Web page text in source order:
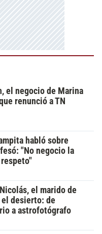
el negocio de Marina
renunció a TN
habló sobre
"No negocio la
el marido de
el desierto: de
a astrofotógrafo